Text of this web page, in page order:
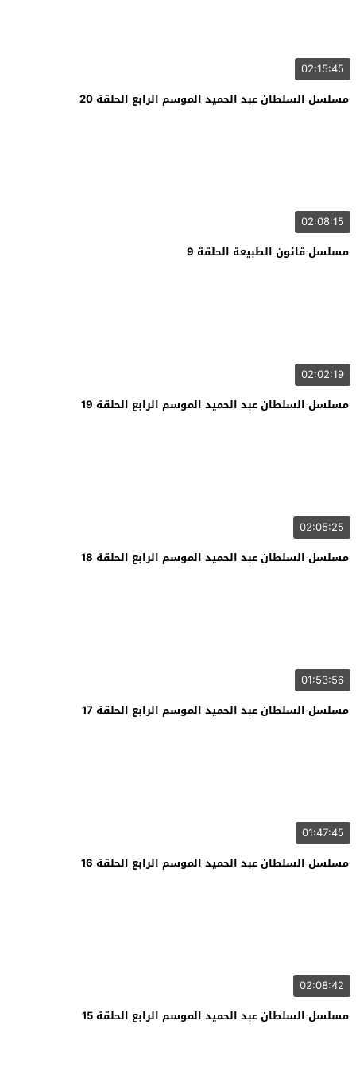
02:15:45
مسلسل السلطان عبد الحميد الموسم الرابع الحلقة 20
02:08:15
مسلسل قانون الطبيعة الحلقة 9
02:02:19
مسلسل السلطان عبد الحميد الموسم الرابع الحلقة 19
02:05:25
مسلسل السلطان عبد الحميد الموسم الرابع الحلقة 18
01:53:56
مسلسل السلطان عبد الحميد الموسم الرابع الحلقة 17
01:47:45
مسلسل السلطان عبد الحميد الموسم الرابع الحلقة 16
02:08:42
مسلسل السلطان عبد الحميد الموسم الرابع الحلقة 15